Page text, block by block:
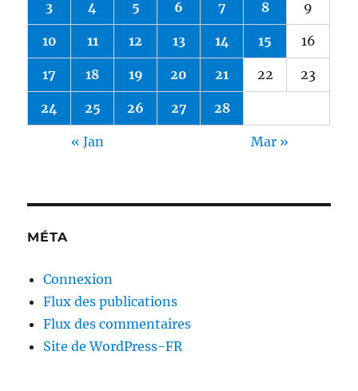
3 4 5 6 7 8 9
10 11 12 13 14 15 16
17 18 19 20 21 22 23
24 25 26 27 28
« Jan Mar »
MÉTA
Connexion
Flux des publications
Flux des commentaires
Site de WordPress-FR